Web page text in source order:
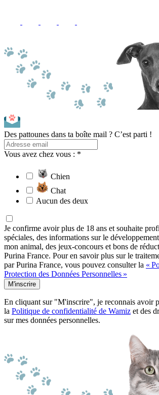
Des pattounes dans ta boîte mail ? C’est parti !
Vous avez chez vous : *
Chien
Chat
Aucun des deux
Je confirme avoir plus de 18 ans et souhaite
spéciales, des informations sur le
mon animal, des jeux-concours et bons de
Purina France. Pour en savoir plus sur le
par Purina France, vous pouvez consulter la «
Protection des Données Personnelles »
M'inscrire
En cliquant sur "M'inscrire", je reconnais avoir
la Politique de confidentialité de Wamiz et des
sur mes données personnelles.